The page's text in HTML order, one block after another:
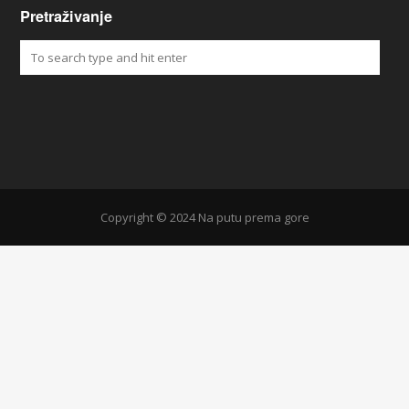
Pretraživanje
Copyright © 2024 Na putu prema gore